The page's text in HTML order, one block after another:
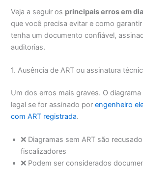
Veja a seguir os principais erros em
que você precisa evitar e como
tenha um documento confiável,
auditorias.
1. Ausência de ART ou assinatura
Um dos erros mais graves. O
legal se for assinado porengenheiro
com ART registrada.
❌ Diagramas sem ART são
fiscalizadores
❌ Podem ser considerados